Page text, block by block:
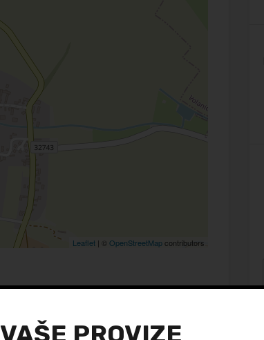
Leaflet| © OpenStreetMapcontributors
VAŠE PROVIZE